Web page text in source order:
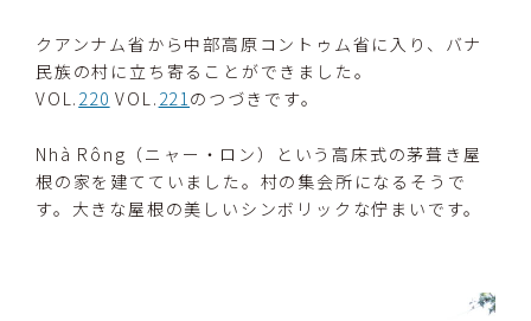
クアンナム省から中部高原コントゥム省に入り、バナ
民族の村に立ち寄ることができました。
VOL. 220 VOL. 221 のつづきです。
Nhà Rông（ニャー・ロン）という高床式の茅葺き屋
根の家を建てていました。村の集会所になるそうで
す。大きな屋根の美しいシンボリックな佇まいです。